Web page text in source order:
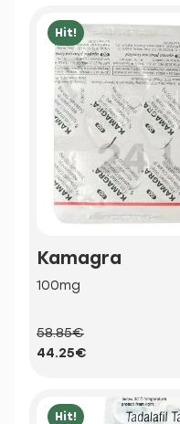
Hit!
Kamagra
100mg
58.85€
44.25€
Hit!